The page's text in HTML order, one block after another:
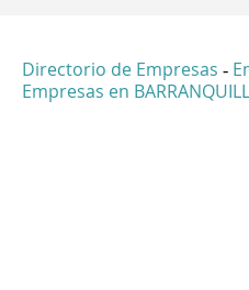
Directorio de Empresas -
Empresas en